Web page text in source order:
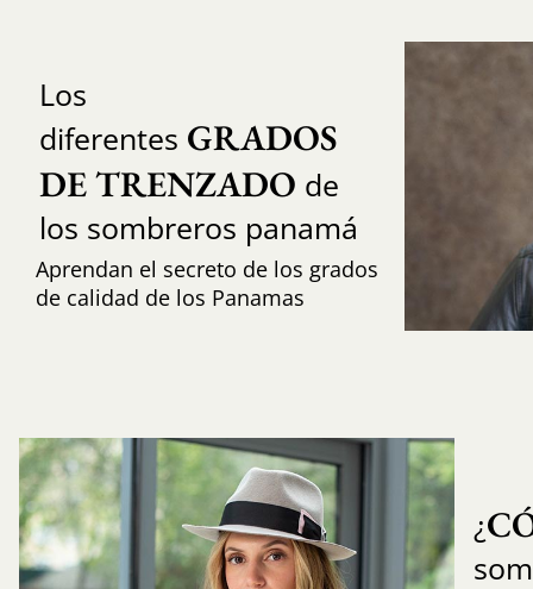
Los
diferentes GRADOS
DE TRENZADO de
los sombreros panamá
Aprendan el secreto de los grados
de calidad de los Panamas
¿